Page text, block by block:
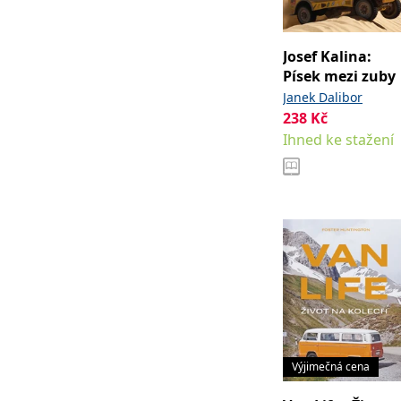
Josef Kalina:
Písek mezi zuby
Janek Dalibor
238 Kč
Ihned ke stažení
Výjimečná cena
web.
1 rok
Tento soubor
synchronizuje s
1 měsíc
Toto je velmi
3 měsíce
Tento soubor
uživatel mohl
7 dní Toto je soubor
1 rok
Toto je soubor
náš web.
15 minut Tento soubor
1 rok
Tento soubor
uživatel mohl
2 měsíce
Tento soubor
analýze a